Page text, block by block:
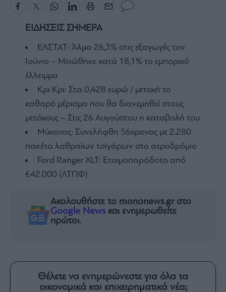
ΕΙΔΗΣΕΙΣ ΣΗΜΕΡΑ
ΕΛΣΤΑΤ: Άλμα 26,3% στις εξαγωγές τον
Ιούνιο – Μειώθηκε κατά 18,1% το εμπορικό
έλλειμμα
Κρι Κρι: Στα 0,428 ευρώ / μετοχή το
καθαρό μέρισμα που θα διανεμηθεί στους
μετόχους – Στις 26 Αυγούστου η καταβολή του
Μύκονος: Συνελήφθη 56χρονος με 2.280
πακέτα λαθραίων τσιγάρων στο αεροδρόμιο
Ford Ranger XLT: Ετοιμοπαράδοτο από
€42.000 (ΛΤΠΦ)
Ακολουθήστε το mononews.gr στο
Google News και ενημερωθείτε
πρώτοι.
Θέλετε να ενημερώνεστε για όλα τα
οικονομικά και επιχειρηματικά νέα;